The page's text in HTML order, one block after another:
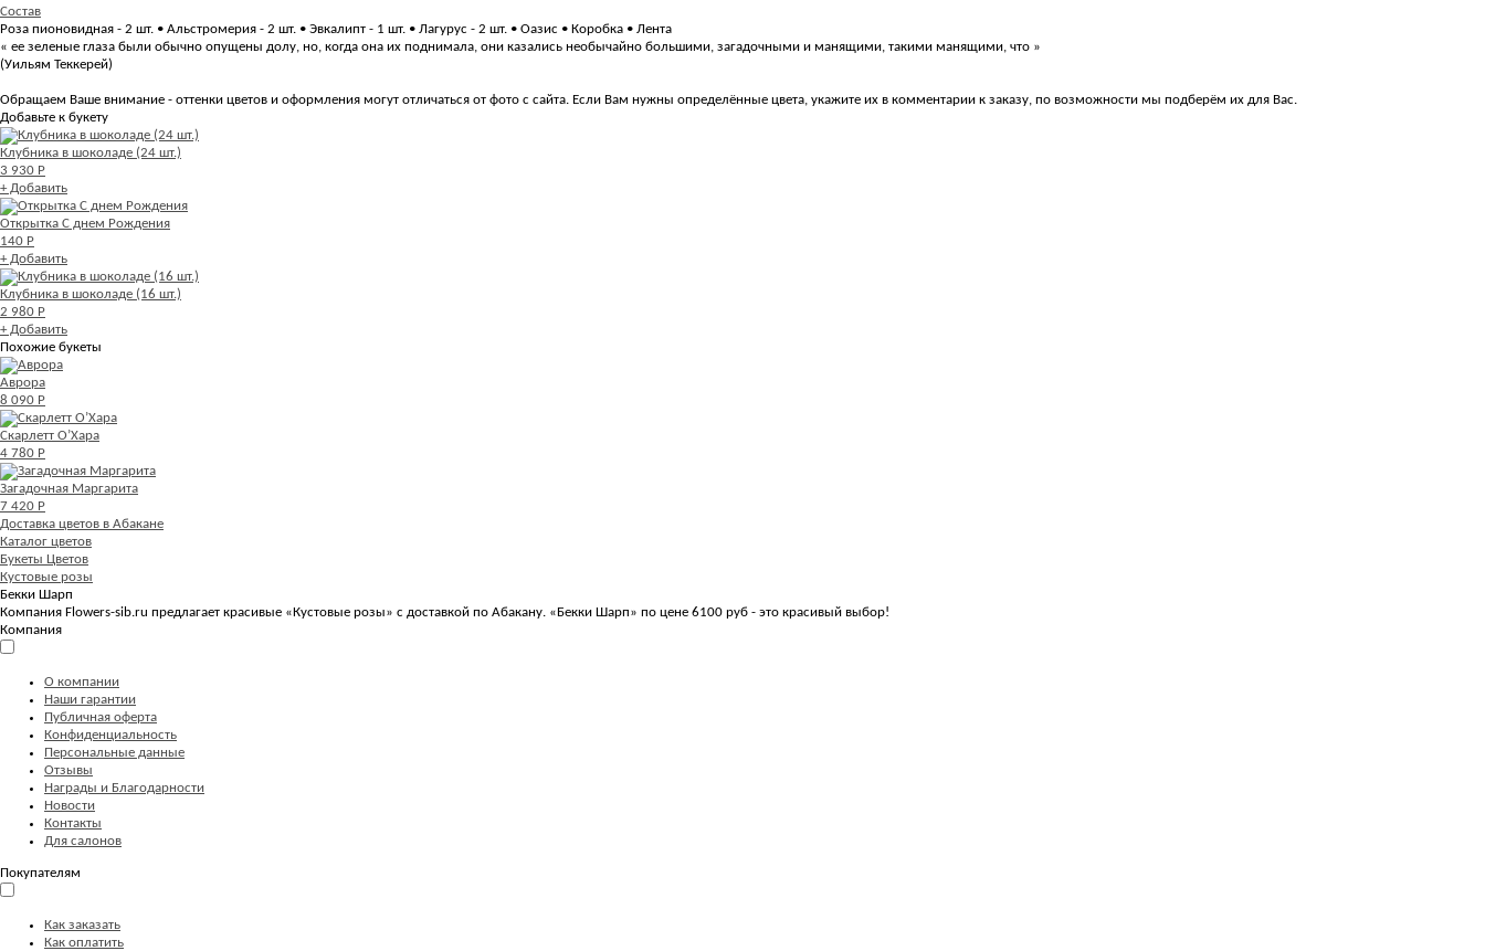
Состав
Роза пионовидная - 2 шт. • Альстромерия - 2 шт. • Эвкалипт - 1 шт. • Лагурус - 2 шт. • Оазис • Коробка • Лента
« ее зеленые глаза были обычно опущены долу, но, когда она их поднимала, они казались необычайно большими, загадочными и манящими, такими манящими, что »
(Уильям Теккерей)
Обращаем Ваше внимание - оттенки цветов и оформления могут отличаться от фото с сайта. Если Вам нужны определённые цвета, укажите их в комментарии к заказу, по возможности мы подберём их для Вас.
Добавьте к букету
Клубника в шоколаде (24 шт.)
3 930 Р
+ Добавить
Открытка С днем Рождения
140 Р
+ Добавить
Клубника в шоколаде (16 шт.)
2 980 Р
+ Добавить
Похожие букеты
Аврора
8 090 Р
Скарлетт О’Хара
4 780 Р
Загадочная Маргарита
7 420 Р
Доставка цветов в Абакане
Каталог цветов
Букеты Цветов
Кустовые розы
Бекки Шарп
Компания Flowers-sib.ru предлагает красивые «Кустовые розы» с доставкой по Абакану. «Бекки Шарп» по цене 6100 руб - это красивый выбор!
Компания
О компании
Наши гарантии
Публичная оферта
Конфиденциальность
Персональные данные
Отзывы
Награды и Благодарности
Новости
Контакты
Для салонов
Покупателям
Как заказать
Как оплатить